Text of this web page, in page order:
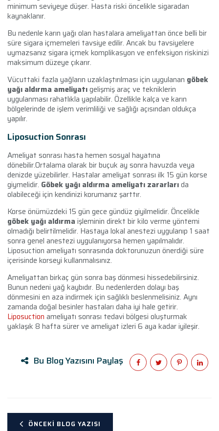
minimum seviyeye düşer. Hasta riski öncelikle sigaradan
kaynaklanır.
Bu nedenle karın yağı olan hastalara ameliyattan önce belli bir
süre sigara içmemeleri tavsiye edilir. Ancak bu tavsiyelere
uymazsanız sigara içmek komplikasyon ve enfeksiyon riskinizi
maksimum düzeye çıkarır.
Vücuttaki fazla yağların uzaklaştırılması için uygulanan göbek
yağı aldırma ameliyatıgelişmiş araç ve tekniklerin
uygulanması rahatlıkla yapılabilir. Özellikle kalça ve karın
bölgelerinde de işlem verimliliği ve sağlığı açısından oldukça
yapılır.
Liposuction Sonrası
Ameliyat sonrası hasta hemen sosyal hayatına
dönebilir.Ortalama olarak bir buçuk ay sonra havuzda veya
denizde yüzebilirler. Hastalar ameliyat sonrası ilk 15 gün korse
giymelidir. Göbek yağı aldırma ameliyatı zararlarıda
olabileceği için kendinizi korumanız şarttır.
Korse önümüzdeki 15 gün gece gündüz giyilmelidir. Öncelikle
göbek yağı aldırma işleminin direkt bir kilo verme yöntemi
olmadığı belirtilmelidir. Hastaya lokal anestezi uygulanıp 1 saat
sonra genel anestezi uygulanıyorsa hemen yapılmalıdır.
Liposuction ameliyatı sonrasında doktorunuzun önerdiği süre
içerisinde korseyi kullanmalısınız.
Ameliyattan birkaç gün sonra baş dönmesi hissedebilirsiniz.
Bunun nedeni yağ kaybıdır. Bu nedenlerden dolayı baş
dönmesini en aza indirmek için sağlıklı beslenmelisiniz. Aynı
zamanda doğal besinler hastaları daha iyi hale getirir.
Liposuction ameliyatı sonrası tedavi bölgesi oluşturmak
yaklaşık 8 hafta sürer ve ameliyat izleri 6 aya kadar iyileşir.
Bu Blog Yazısını Paylaş
ÖNCEKI BLOG YAZISI